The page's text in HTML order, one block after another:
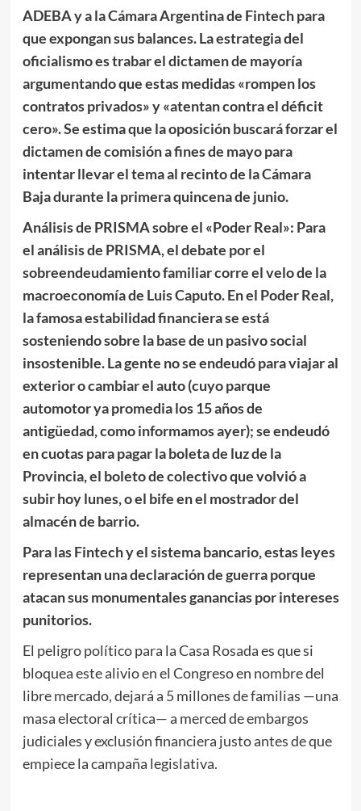
ADEBA y a la Cámara Argentina de Fintech para
que expongan sus balances. La estrategia del
oficialismo es trabar el dictamen de mayoría
argumentando que estas medidas «rompen los
contratos privados» y «atentan contra el déficit
cero». Se estima que la oposición buscará forzar el
dictamen de comisión a fines de mayo para
intentar llevar el tema al recinto de la Cámara
Baja durante la primera quincena de junio.
Análisis de PRISMA sobre el «Poder Real»: Para
el análisis de PRISMA, el debate por el
sobreendeudamiento familiar corre el velo de la
macroeconomía de Luis Caputo. En el Poder Real,
la famosa estabilidad financiera se está
sosteniendo sobre la base de un pasivo social
insostenible. La gente no se endeudó para viajar al
exterior o cambiar el auto (cuyo parque
automotor ya promedia los 15 años de
antigüedad, como informamos ayer); se endeudó
en cuotas para pagar la boleta de luz de la
Provincia, el boleto de colectivo que volvió a
subir hoy lunes, o el bife en el mostrador del
almacén de barrio.
Para las Fintech y el sistema bancario, estas leyes
representan una declaración de guerra porque
atacan sus monumentales ganancias por intereses
punitorios.
El peligro político para la Casa Rosada es que si
bloquea este alivio en el Congreso en nombre del
libre mercado, dejará a 5 millones de familias —una
masa electoral crítica— a merced de embargos
judiciales y exclusión financiera justo antes de que
empiece la campaña legislativa.